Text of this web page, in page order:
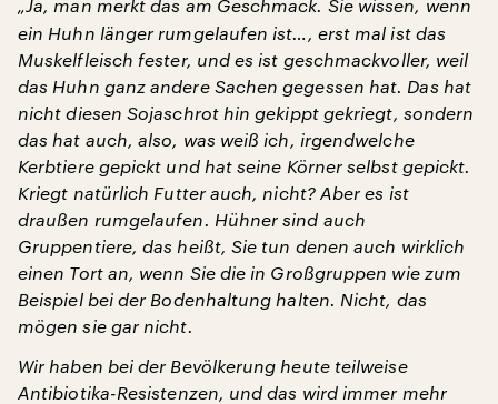
„Ja, man merkt das am Geschmack. Sie wissen, wenn
ein Huhn länger rumgelaufen ist…, erst mal ist das
Muskelfleisch fester, und es ist geschmackvoller, weil
das Huhn ganz andere Sachen gegessen hat. Das hat
nicht diesen Sojaschrot hin gekippt gekriegt, sondern
das hat auch, also, was weiß ich, irgendwelche
Kerbtiere gepickt und hat seine Körner selbst gepickt.
Kriegt natürlich Futter auch, nicht? Aber es ist
draußen rumgelaufen. Hühner sind auch
Gruppentiere, das heißt, Sie tun denen auch wirklich
einen Tort an, wenn Sie die in Großgruppen wie zum
Beispiel bei der Bodenhaltung halten. Nicht, das
mögen sie gar nicht.
Wir haben bei der Bevölkerung heute teilweise
Antibiotika-Resistenzen, und das wird immer mehr